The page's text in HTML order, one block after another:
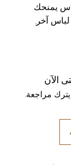
يمنحك
آخر.
الآن
مراجعة.